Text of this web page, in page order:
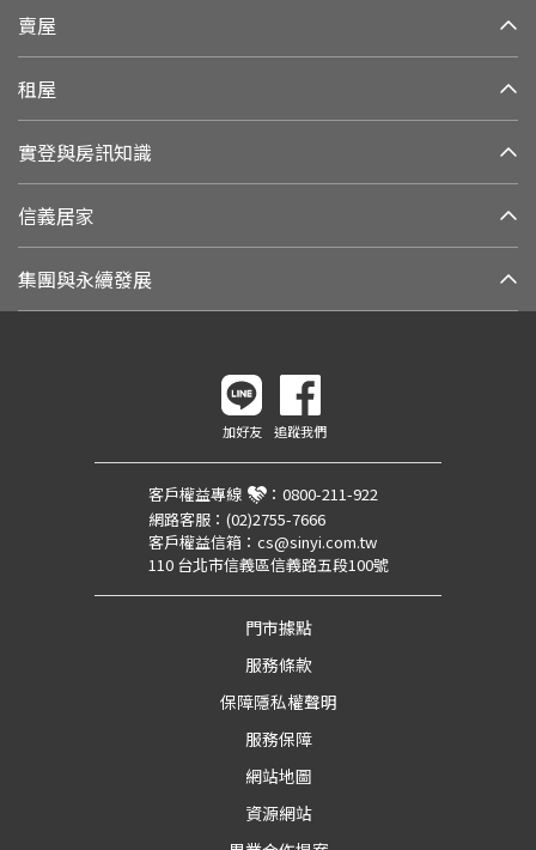
賣屋
租屋
實登與房訊知識
信義居家
集團與永續發展
加好友 追蹤我們
客戶權益專線 ： 0800-211-922
網路客服： (02)2755-7666
客戶權益信箱： cs@sinyi.com.tw
110 台北市信義區信義路五段100號
門市據點
服務條款
保障隱私權聲明
服務保障
網站地圖
資源網站